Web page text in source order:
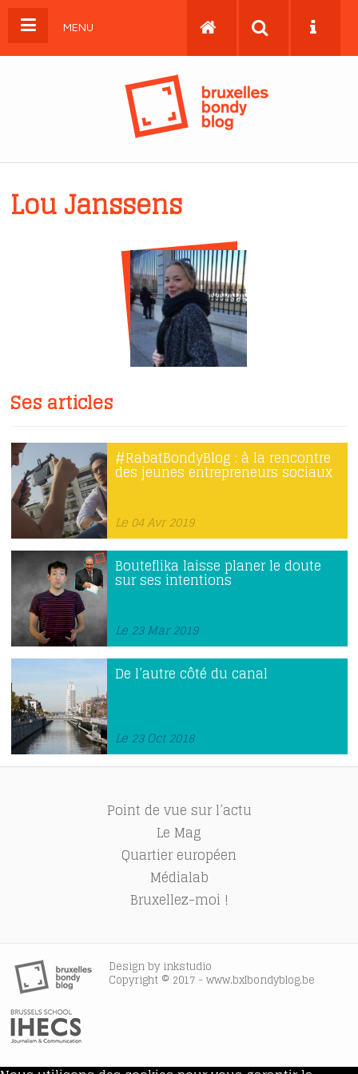
MENU
Lou Janssens
Ses articles
#RabatBondyBlog : à la rencontre
des jeunes entrepreneurs sociaux
Le 04 Avr 2019
Bouteflika laisse planer le doute
sur ses intentions
Le 23 Mar 2019
De l’autre côté du canal
Le 23 Oct 2018
Point de vue sur l’actu
Le Mag
Quartier européen
Médialab
Bruxellez-moi !
Design by inkstudio
Copyright © 2017 - www.bxlbondyblog.be